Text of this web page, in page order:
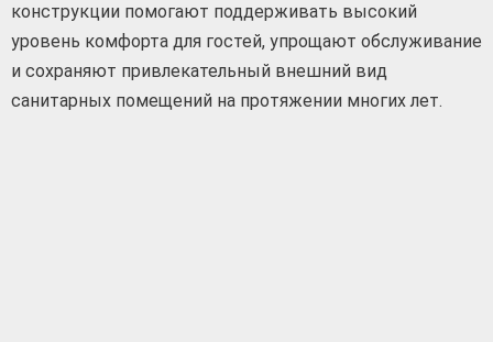
конструкции помогают поддерживать высокий
уровень комфорта для гостей, упрощают обслуживание
и сохраняют привлекательный внешний вид
санитарных помещений на протяжении многих лет.